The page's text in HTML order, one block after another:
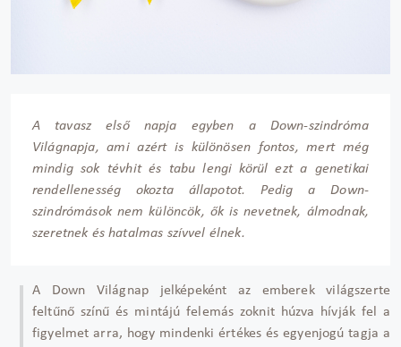
A tavasz első napja egyben a Down-szindróma
Világnapja, ami azért is különösen fontos, mert még
mindig sok tévhit és tabu lengi körül ezt a genetikai
rendellenesség okozta állapotot. Pedig a Down-
szindrómások nem különcök, ők is nevetnek, álmodnak,
szeretnek és hatalmas szívvel élnek.
A Down Világnap jelképeként az emberek világszerte
feltűnő színű és mintájú felemás zoknit húzva hívják fel a
figyelmet arra, hogy mindenki értékes és egyenjogú tagja a